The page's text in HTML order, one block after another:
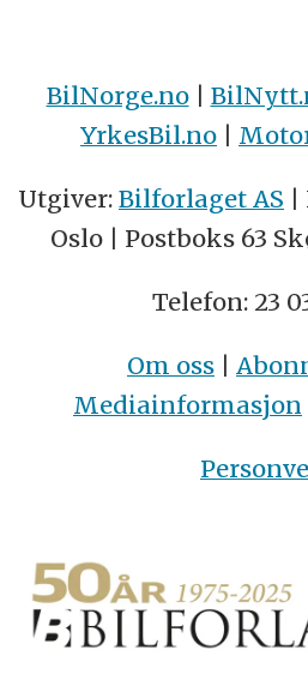
BilNorge.no|
YrkesBil.no |
Utgiver: Bilforlaget AS |
Oslo | Postboks 63
Telefon: 23
Om oss |
Mediainformasjon